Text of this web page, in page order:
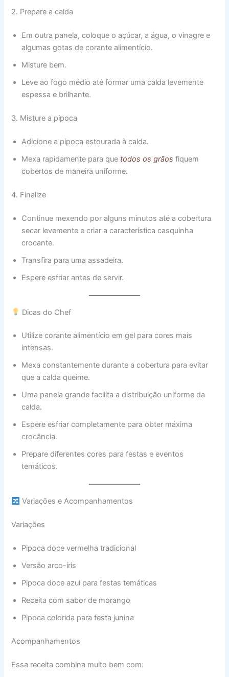
2. Prepare a calda
Em outra panela, coloque o açúcar, a água, o vinagre e
algumas gotas de corante alimentício.
Misture bem.
Leve ao fogo médio até formar uma calda levemente
espessa e brilhante.
3. Misture a pipoca
Adicione a pipoca estourada à calda.
Mexa rapidamente para que todos os grãos fiquem
cobertos de maneira uniforme.
4. Finalize
Continue mexendo por alguns minutos até a cobertura
secar levemente e criar a característica casquinha
crocante.
Transfira para uma assadeira.
Espere esfriar antes de servir.
Dicas do Chef
Utilize corante alimentício em gel para cores mais
intensas.
Mexa constantemente durante a cobertura para evitar
que a calda queime.
Uma panela grande facilita a distribuição uniforme da
calda.
Espere esfriar completamente para obter máxima
crocância.
Prepare diferentes cores para festas e eventos
temáticos.
Variações e Acompanhamentos
Variações
Pipoca doce vermelha tradicional
Versão arco-íris
Pipoca doce azul para festas temáticas
Receita com sabor de morango
Pipoca colorida para festa junina
Acompanhamentos
Essa receita combina muito bem com: